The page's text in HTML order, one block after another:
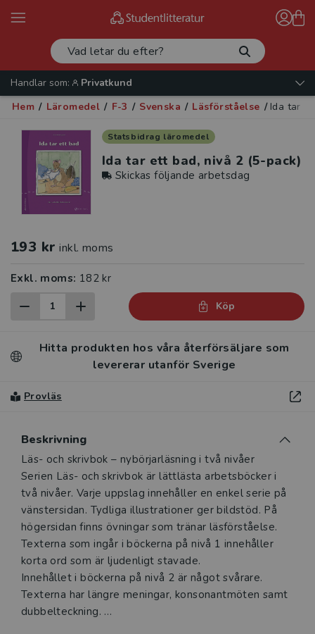
Handlar som:
Privatkund
Hem / Läromedel / F-3 / Svenska / Läsförståelse / Ida tar
Statsbidrag läromedel
Ida tar ett bad, nivå 2 (5-pack)
Skickas följande arbetsdag
193 kr inkl. moms
Exkl. moms: 182 kr
Köp
Hitta produkten hos våra återförsäljare som
levererar utanför Sverige
Provläs
Beskrivning
Beskrivning
Läs- och skrivbok – nybörjarläsning i två nivåer
Serien Läs- och skrivbok är lättlästa arbetsböcker i
två nivåer. Varje uppslag innehåller en enkel serie på
vänstersidan. Tydliga illustrationer ger bildstöd. På
högersidan finns övningar som tränar läsförståelse.
Texterna som ingår i böckerna på nivå 1 innehåller
korta ord som är ljudenligt stavade.
Innehållet i böckerna på nivå 2 är något svårare.
Texterna har längre meningar, konsonantmöten samt
dubbelteckning.